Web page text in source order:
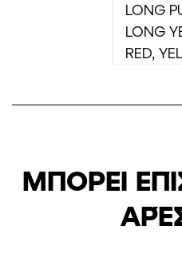
LONG
LONG
RED,
ΜΠΟΡΕΊ